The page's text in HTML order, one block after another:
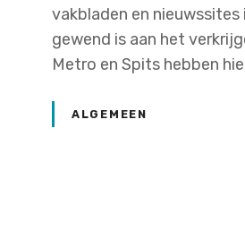
vakbladen en nieuwssites
gewend is aan het
Metro en Spits hebben
ALGEMEEN